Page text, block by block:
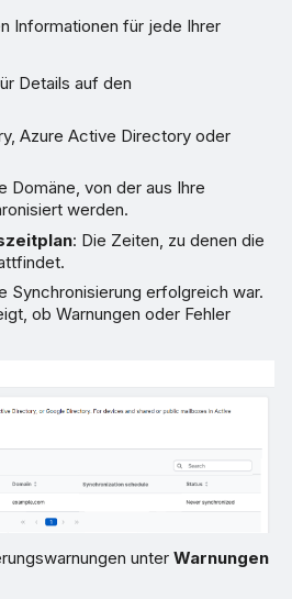
Informationen für jede Ihrer
Details auf den
Azure Active Directory oder
Domäne, von der aus Ihre
werden.
: Die Zeiten, zu denen die
Synchronisierung erfolgreich war.
ob Warnungen oder Fehler
unter Warnungen